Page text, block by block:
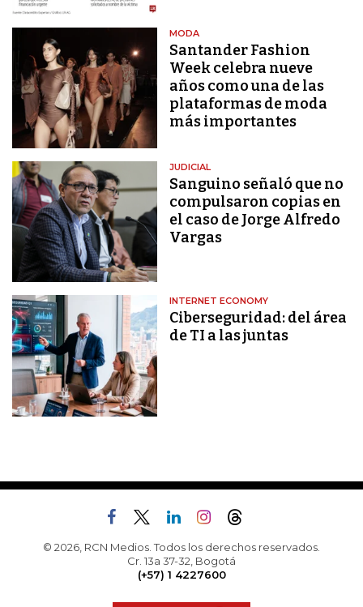
MODA
Santander Fashion
Week celebra nueve
años como una de las
plataformas de moda
más importantes
JUDICIAL
Sanguino señaló que no
compulsaron copias en
el caso de Jorge Alfredo
Vargas
INTERNET ECONOMY
Ciberseguridad: del área
de TI a las juntas
© 2026, RCN Medios. Todos los derechos reservados.
Cr. 13a 37-32, Bogotá
(+57) 1 4227600